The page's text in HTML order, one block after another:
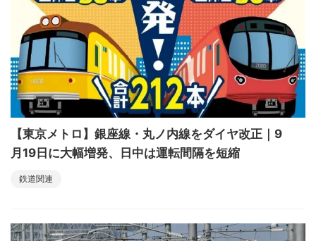
【東京メトロ】銀座線・丸ノ内線をダイヤ改正｜9
月19日に大幅増発、日中は運転間隔を短縮
鉄道関連